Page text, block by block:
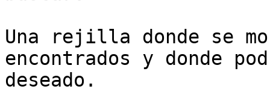
Una rejilla donde se
encontrados y donde
deseado.